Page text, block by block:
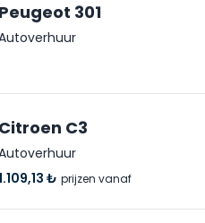
Peugeot 301
Citroen C3
₺ prijzen vanaf